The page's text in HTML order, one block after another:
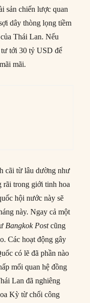
sản chiến lược quan
dây thòng lọng tiềm
Thái Lan. Nếu
tới 30 tỷ USD để
mãi.
cãi từ lâu dường như
rãi trong giới tinh hoa
hội nước này sẽ
này. Ngay cả một
Bangkok Postcũng
Các hoạt động gây
có lẽ đã phần nào
mối quan hệ đồng
Lan đã nghiêng
Kỳ từ chối công